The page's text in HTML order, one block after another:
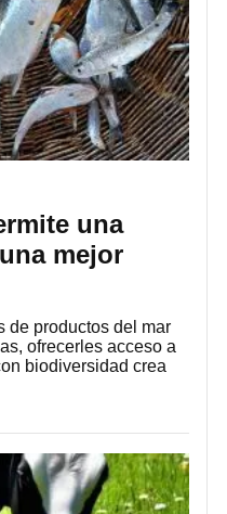
una
mejor
de productos del mar
ofrecerles acceso a
biodiversidad crea